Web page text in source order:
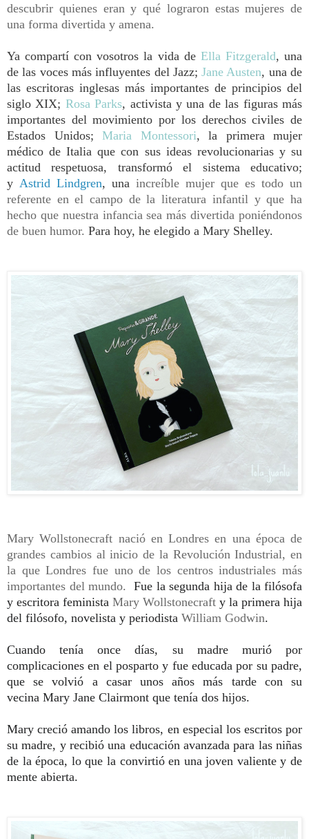
descubrir quienes eran y qué lograron estas mujeres de
una forma divertida y amena.
Ya compartí con vosotros la vida de Ella Fitzgerald, una
de las voces más influyentes del Jazz;Jane Austen, una de
las escritoras inglesas más importantes de principios del
siglo XIX; Rosa Parks, activista y una de las figuras más
importantes del movimiento por los derechos civiles de
Estados Unidos; Maria Montessori, la primera mujer
médico de Italia que con sus ideas revolucionarias y su
actitud respetuosa, transformó el sistema educativo;
y Astrid Lindgren, una increíble mujer que es todo un
referente en el campo de la literatura infantil y que ha
hecho que nuestra infancia sea más divertida poniéndonos
de buen humor. Para hoy, he elegido a Mary Shelley.
Mary Wollstonecraft nació en Londres en una época de
grandes cambios al inicio de la Revolución Industrial, en
la que Londres fue uno de los centros industriales más
importantes del mundo.
Fue la segunda hija de la filósofa
y escritora feminista Mary Wollstonecraft y la primera hija
del filósofo, novelista y periodista William Godwin.
Cuando tenía once días, su madre murió por
complicaciones en el pospartoy fue educada por su padre,
que se volvió a casar unos años más tarde con su
vecina Mary Jane Clairmont que tenía dos hijos.
Mary creció amando los libros, en especial los escritos por
su madre, y recibió una educación avanzada para las niñas
de la época, lo que la convirtió en una joven valiente y de
mente abierta.